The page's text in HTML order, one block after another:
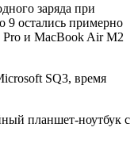
заряда при
9 остались примерно
Pro и MacBook Air M2
SQ3, время